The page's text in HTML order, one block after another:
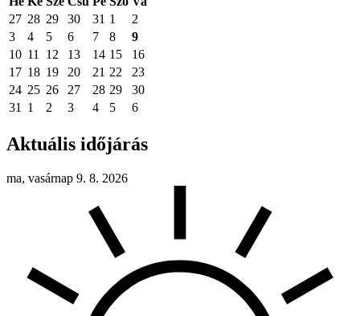
27 28 29 30 31 1
2
3
4 5 6 7 8
9
10 11 12 13 14 15
16
17 18 19 20 21 22
23
24 25 26 27 28 29
30
31
1 2 3 4 5 6
Aktuális időjárás
ma, vasárnap 9. 8. 2026